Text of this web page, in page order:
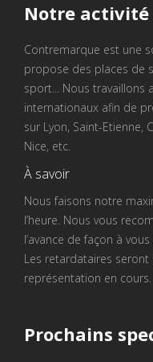
Notre activité
Contremarque est une
propose des places de
sport... Nous travaillons
internationaux afin de
sur Lyon, Saint-Etienne,
Nice, etc.
À savoir
Nous faisons notre
l’heure. Nous vous
l’avance de façon à
Les retardataires
représentation en cours.
Prochains